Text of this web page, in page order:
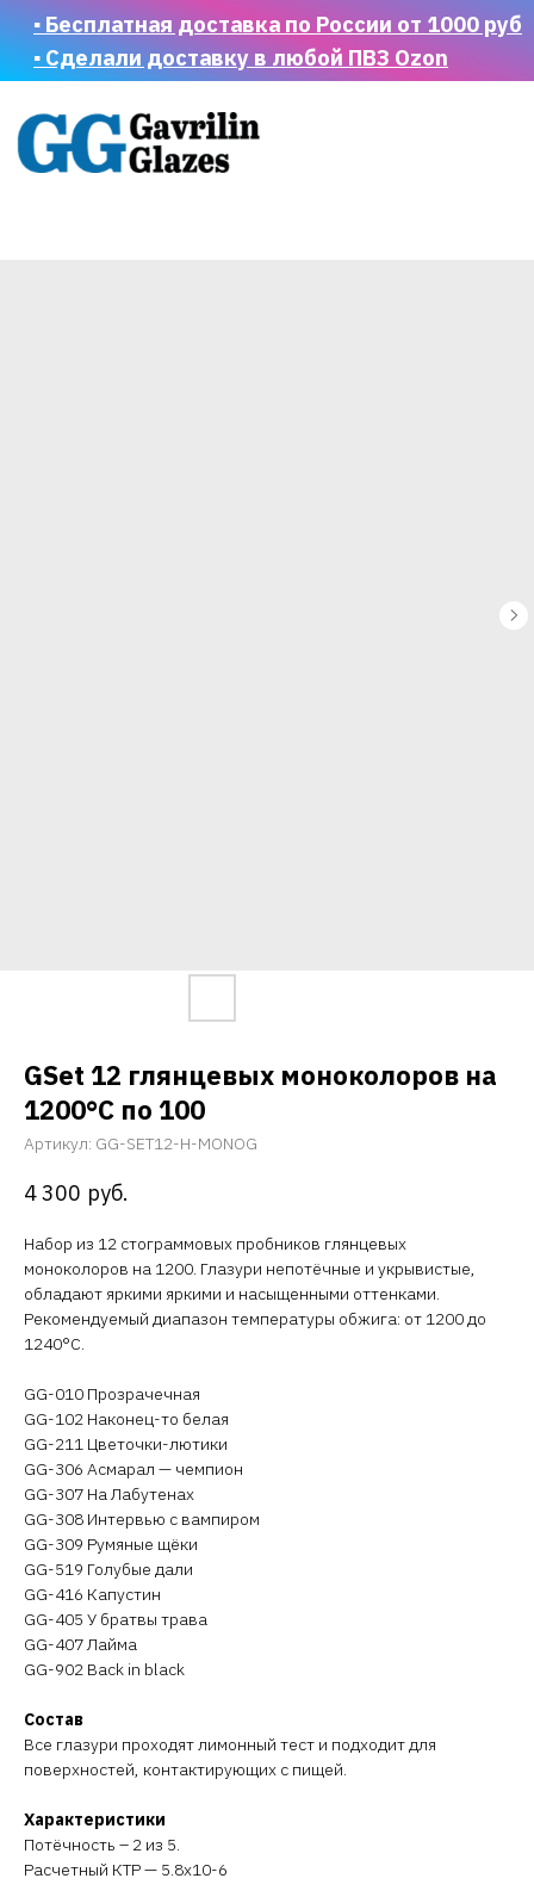
▪ Бесплатная доставка по России от 1000 руб
▪ Сделали доставку в любой ПВЗ Ozon
GSet 12 глянцевых моноколоров на
1200°С по 100
Артикул: GG-SET12-H-MONOG
4 300 руб.
Набор из 12 стограммовых пробников глянцевых
моноколоров на 1200. Глазури непотёчные и укрывистые,
обладают яркими яркими и насыщенными оттенками.
Рекомендуемый диапазон температуры обжига: от 1200 до
1240°С.
GG-010 Прозрачечная
GG-102 Наконец-то белая
GG-211 Цветочки-лютики
GG-306 Асмарал — чемпион
GG-307 На Лабутенах
GG-308 Интервью с вампиром
GG-309 Румяные щёки
GG-519 Голубые дали
GG-416 Капустин
GG-405 У братвы трава
GG-407 Лайма
GG-902 Back in black
Состав
Все глазури проходят лимонный тест и подходит для
поверхностей, контактирующих с пищей.
Характеристики
Потёчность – 2 из 5.
Расчетный КТР — 5.8х10-6